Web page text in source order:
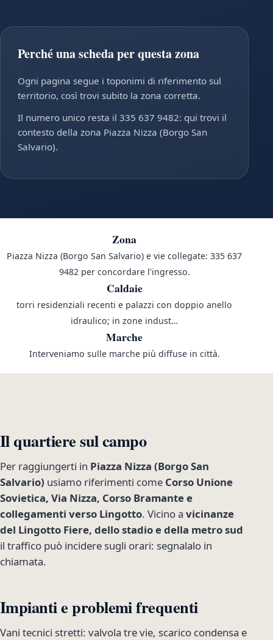
Perché una scheda per questa zona
Ogni pagina segue i toponimi di riferimento sul
territorio, così trovi subito la zona corretta.
Il numero unico resta il 335 637 9482: qui trovi il
contesto della zona Piazza Nizza (Borgo San
Salvario).
Zona
Piazza Nizza (Borgo San Salvario) e vie collegate: 335 637
9482 per concordare l'ingresso.
Caldaie
torri residenziali recenti e palazzi con doppio anello
idraulico; in zone indust…
Marche
Interveniamo sulle marche più diffuse in città.
Il quartiere sul campo
Per raggiungerti in Piazza Nizza (Borgo San
Salvario) usiamo riferimenti come Corso Unione
Sovietica, Via Nizza, Corso Bramante e
collegamenti verso Lingotto. Vicino a vicinanze
del Lingotto Fiere, dello stadio e della metro sud
il traffico può incidere sugli orari: segnalalo in
chiamata.
Impianti e problemi frequenti
Vani tecnici stretti: valvola tre vie, scarico condensa e